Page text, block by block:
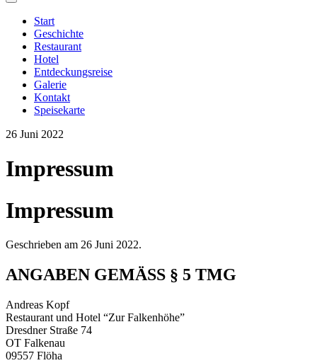
Start
Geschichte
Restaurant
Hotel
Entdeckungsreise
Galerie
Kontakt
Speisekarte
26 Juni 2022
Impressum
Impressum
Geschrieben am 26 Juni 2022.
ANGABEN GEMÄSS § 5 TMG
Andreas Kopf
Restaurant und Hotel “Zur Falkenhöhe”
Dresdner Straße 74
OT Falkenau
09557 Flöha